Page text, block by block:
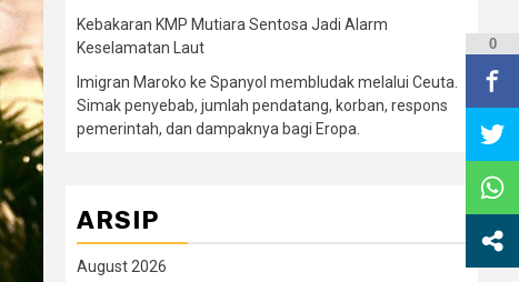
Kebakaran KMP Mutiara Sentosa Jadi Alarm
Keselamatan Laut
Imigran Maroko ke Spanyol membludak melalui Ceuta.
Simak penyebab, jumlah pendatang, korban, respons
pemerintah, dan dampaknya bagi Eropa.
ARSIP
August 2026
0